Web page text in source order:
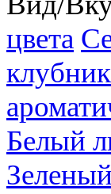
цвета
Белый